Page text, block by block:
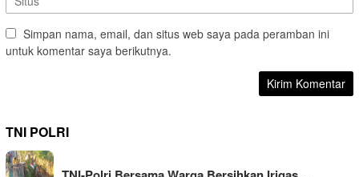
Simpan nama, email, dan situs web saya pada peramban ini
untuk komentar saya berikutnya.
TNI POLRI